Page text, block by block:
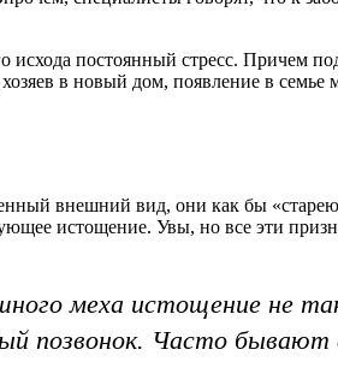
постоянный стресс. Причем
в новый дом, появление в семье
внешний вид, они как бы
истощение. Увы, но все эти
меха истощение не
позвонок. Часто бывают